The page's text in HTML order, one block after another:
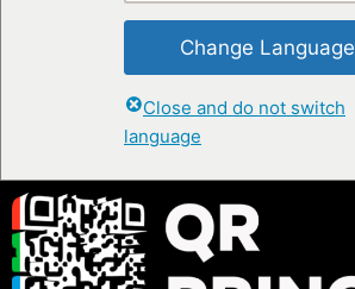
Change Language
Close and do not switch
language